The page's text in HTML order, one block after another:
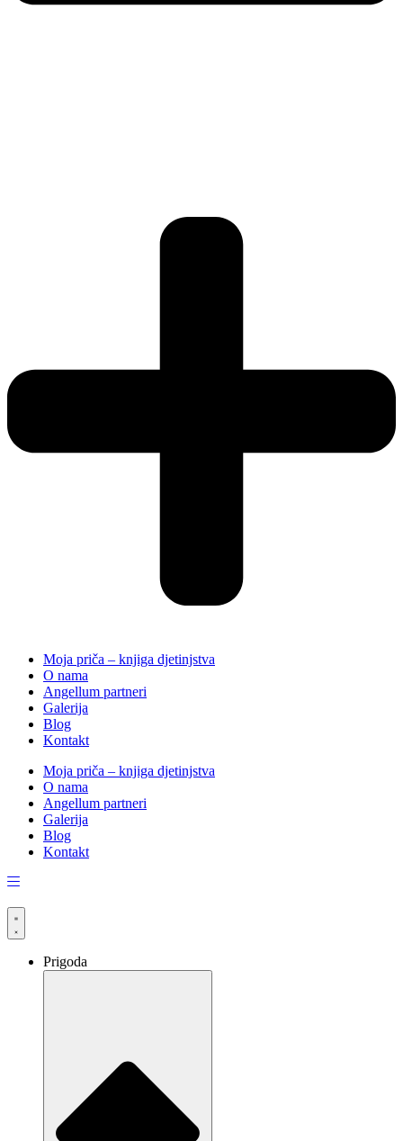
Moja priča – knjiga djetinjstva
O nama
Angellum partneri
Galerija
Blog
Kontakt
Moja priča – knjiga djetinjstva
O nama
Angellum partneri
Galerija
Blog
Kontakt
Prigoda